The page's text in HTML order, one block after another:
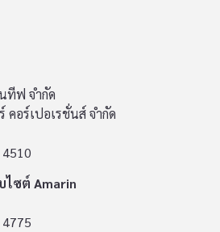
ทีฟ จำกัด
อร์เปอเรชั่นส์ จำกัด
ซต์ Amarin